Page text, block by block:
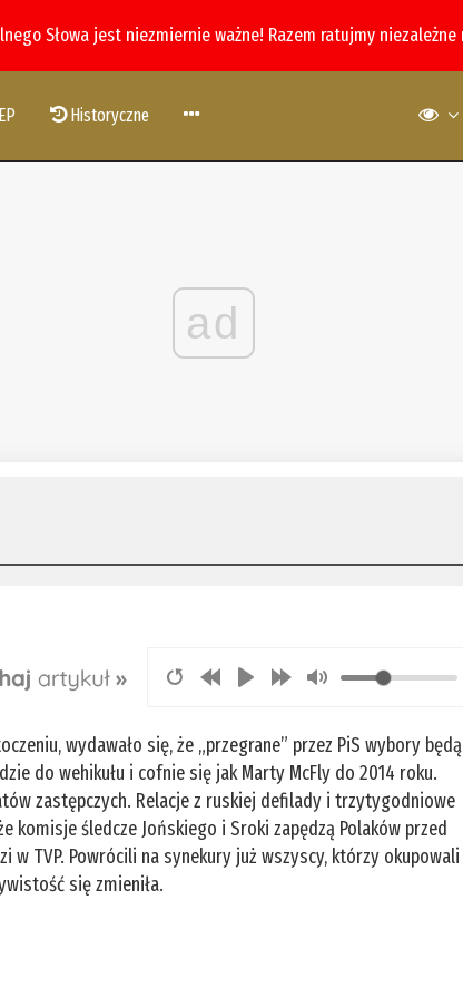
Słowa jest niezmiernie ważne! Razem ratujmy
Historyczne
ad
wydawało się, że „przegrane” przez PiS wybory będą
do wehikułu i cofnie się jak Marty McFly do 2014 roku.
zastępczych. Relacje z ruskiej defilady i trzytygodniowe
komisje śledcze Jońskiego i Sroki zapędzą Polaków przed
TVP. Powrócili na synekury już wszyscy, którzy okupowali
się zmieniła.